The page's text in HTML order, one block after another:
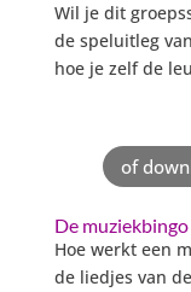
Wil je dit
de speluitleg
hoe je zelf de
of
De muziekbingo
Hoe werkt een
de liedjes van